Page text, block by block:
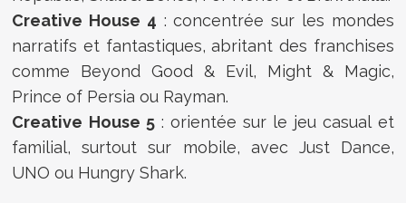
Creative House 4 : concentrée sur les mondes
narratifs et fantastiques, abritant des franchises
comme Beyond Good & Evil, Might & Magic,
Prince of Persia ou Rayman.
Creative House 5: orientée sur le jeu casual et
familial, surtout sur mobile, avec Just Dance,
UNO ou Hungry Shark.